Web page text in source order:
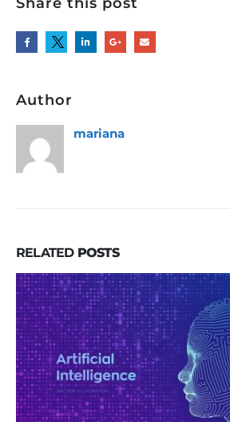
Author
mariana
RELATED POSTS